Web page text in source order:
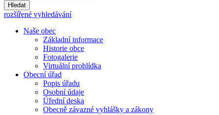
Hledat
rozšířené vyhledávání
Naše obec
Základní informace
Historie obce
Fotogalerie
Virtuální prohlídka
Obecní úřad
Popis úřadu
Osobní údaje
Úřední deska
Obecně závazné vyhlášky a zákony